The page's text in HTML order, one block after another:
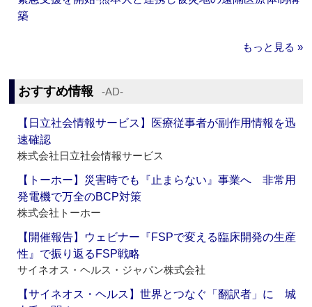
築
もっと見る »
おすすめ情報 ‐AD‐
【日立社会情報サービス】医療従事者が副作用情報を迅
速確認
株式会社日立社会情報サービス
【トーホー】災害時でも『止まらない』事業へ 非常用
発電機で万全のBCP対策
株式会社トーホー
【開催報告】ウェビナー『FSPで変える臨床開発の生産
性』で振り返るFSP戦略
サイネオス・ヘルス・ジャパン株式会社
【サイネオス・ヘルス】世界とつなぐ「翻訳者」に 城